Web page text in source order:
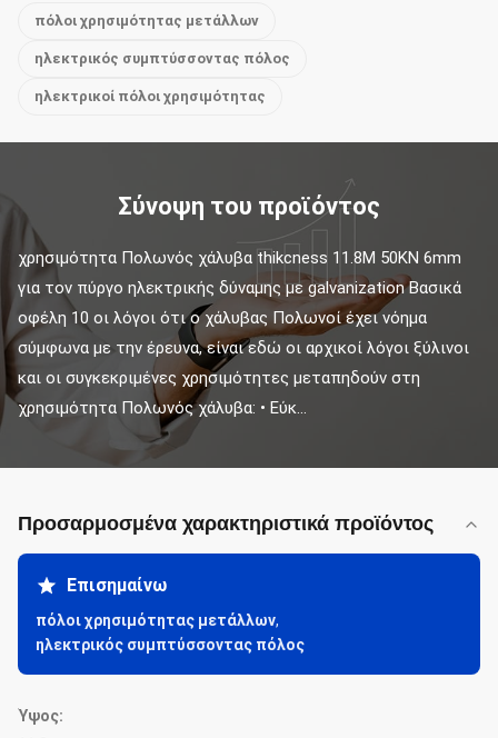
πόλοι χρησιμότητας μετάλλων
ηλεκτρικός συμπτύσσοντας πόλος
ηλεκτρικοί πόλοι χρησιμότητας
Σύνοψη του προϊόντος
χρησιμότητα Πολωνός χάλυβα thikcness 11.8M 50KN 6mm
για τον πύργο ηλεκτρικής δύναμης με galvanization Βασικά
οφέλη 10 οι λόγοι ότι ο χάλυβας Πολωνοί έχει νόημα
σύμφωνα με την έρευνα, είναι εδώ οι αρχικοί λόγοι ξύλινοι
και οι συγκεκριμένες χρησιμότητες μεταπηδούν στη
χρησιμότητα Πολωνός χάλυβα: • Εύκ...
Προσαρμοσμένα χαρακτηριστικά προϊόντος
Επισημαίνω
πόλοι χρησιμότητας μετάλλων,
ηλεκτρικός συμπτύσσοντας πόλος
Ύψος: